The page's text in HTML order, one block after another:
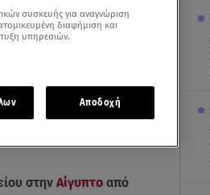
στην Αίγυπτοαπό
συσκευής για αναγνώριση
διαφήμιση και
υπηρεσιών.
Αποδοχή